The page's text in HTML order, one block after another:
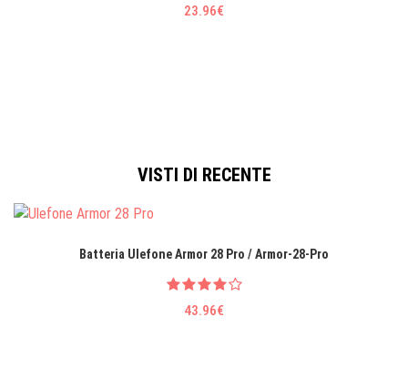
23.96€
VISTI DI RECENTE
Batteria Ulefone Armor 28 Pro / Armor-28-Pro
43.96€